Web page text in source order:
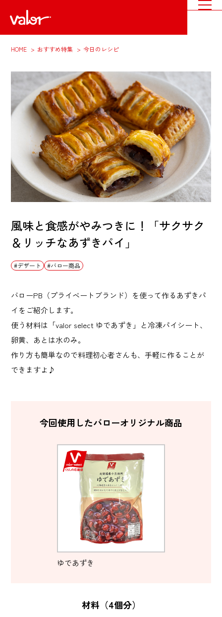
HOME おすすめ特集 今日のレシピ
風味と食感がやみつきに！「サクサク
＆リッチなあずきパイ」
デザート バロー商品
バローPB（プライベートブランド）を使って作るあずきパ
イをご紹介します。
使う材料は「valor select ゆであずき」と冷凍パイシート、
卵黄、あとは水のみ。
作り方も簡単なので料理初心者さんも、手軽に作ることが
できますよ♪
今回使用したバローオリジナル商品
ゆであずき
材料（4個分）